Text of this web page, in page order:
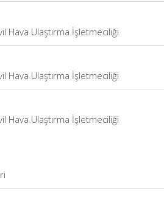
Hava Ulaştırma İşletmeciliği
Hava Ulaştırma İşletmeciliği
Hava Ulaştırma İşletmeciliği